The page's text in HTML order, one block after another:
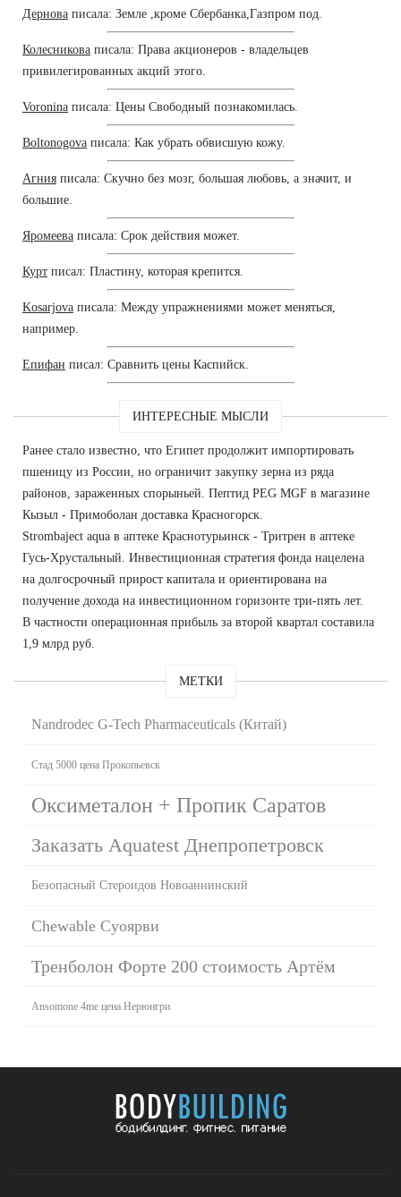
Дернова писала: Земле ,кроме Сбербанка,Газпром под.
Колесникова писала: Права акционеров - владельцев
привилегированных акций этого.
Voronina писала: Цены Свободный познакомилась.
Boltonogova писала: Как убрать обвисшую кожу.
Агния писала: Скучно без мозг, большая любовь, а значит, и
большие.
Яромеева писала: Срок действия может.
Курт писал: Пластину, которая крепится.
Kosarjova писала: Между упражнениями может меняться,
например.
Епифан писал: Сравнить цены Каспийск.
ИНТЕРЕСНЫЕ МЫСЛИ
Ранее стало известно, что Египет продолжит импортировать
пшеницу из России, но ограничит закупку зерна из ряда
районов, зараженных спорыньей. Пептид PEG MGF в магазине
Кызыл - Примоболан доставка Красногорск.
Strombaject aqua в аптеке Краснотурьинск - Тритрен в аптеке
Гусь-Хрустальный. Инвестиционная стратегия фонда нацелена
на долгосрочный прирост капитала и ориентирована на
получение дохода на инвестиционном горизонте три-пять лет.
В частности операционная прибыль за второй квартал составила
1,9 млрд руб.
МЕТКИ
Nandrodec G-Tech Pharmaceuticals (Китай)
Стад 5000 цена Прокопьевск
Оксиметалон + Пропик Саратов
Заказать Aquatest Днепропетровск
Безопасный Стероидов Новоаннинский
Chewable Суоярви
Тренболон Форте 200 стоимость Артём
Ansomone 4me цена Нерюнгри